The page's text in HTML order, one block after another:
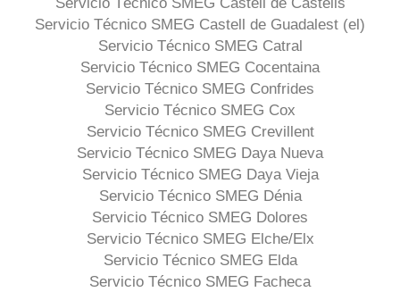
Servicio Técnico SMEG Castell de Guadalest (el)
Servicio Técnico SMEG Catral
Servicio Técnico SMEG Cocentaina
Servicio Técnico SMEG Confrides
Servicio Técnico SMEG Cox
Servicio Técnico SMEG Crevillent
Servicio Técnico SMEG Daya Nueva
Servicio Técnico SMEG Daya Vieja
Servicio Técnico SMEG Dénia
Servicio Técnico SMEG Dolores
Servicio Técnico SMEG Elche/Elx
Servicio Técnico SMEG Elda
Servicio Técnico SMEG Facheca